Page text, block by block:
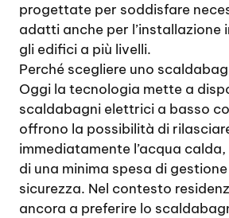
progettate per soddisfare
adatti anche per l’installazione
gli edifici a più livelli.
Perché scegliere uno
Oggi la tecnologia mette a
scaldabagni elettrici a basso
offrono la possibilità di
immediatamente l’acqua
di una minima spesa di
sicurezza. Nel contesto
ancora a preferire lo